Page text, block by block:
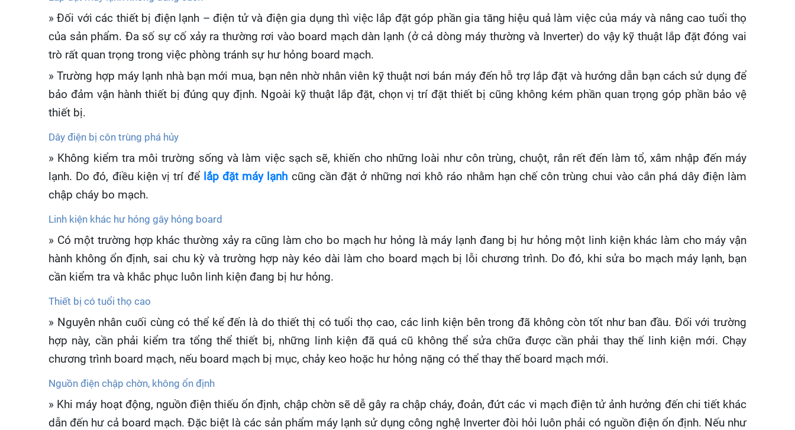
» Đối với các thiết bị điện lạnh – điện tử và điện gia dụng thì việc lắp đặt góp phần gia tăng hiệu quả làm việc của máy và nâng cao tuổi thọ
của sản phẩm. Đa số sự cố xảy ra thường rơi vào board mạch dàn lạnh (ở cả dòng máy thường và Inverter) do vậy kỹ thuật lắp đặt đóng vai
trò rất quan trọng trong việc phòng tránh sự hư hỏng board mạch.
» Trường hợp máy lạnh nhà bạn mới mua, bạn nên nhờ nhân viên kỹ thuật nơi bán máy đến hỗ trợ lắp đặt và hướng dẫn bạn cách sử dụng để
bảo đảm vận hành thiết bị đúng quy định. Ngoài kỹ thuật lắp đặt, chọn vị trí đặt thiết bị cũng không kém phần quan trọng góp phần bảo vệ
thiết bị.
Dây điện bị côn trùng phá hủy
» Không kiểm tra môi trường sống và làm việc sạch sẽ, khiến cho những loài như côn trùng, chuột, rắn rết đến làm tổ, xâm nhập đến máy
lạnh. Do đó, điều kiện vị trí để lắp đặt máy lạnh cũng cần đặt ở những nơi khô ráo nhằm hạn chế côn trùng chui vào cắn phá dây điện làm
chập cháy bo mạch.
Linh kiện khác hư hỏng gây hỏng board
» Có một trường hợp khác thường xảy ra cũng làm cho bo mạch hư hỏng là máy lạnh đang bị hư hỏng một linh kiện khác làm cho máy vận
hành không ổn định, sai chu kỳ và trường hợp này kéo dài làm cho board mạch bị lỗi chương trình. Do đó, khi sửa bo mạch máy lạnh, bạn
cần kiểm tra và khắc phục luôn linh kiện đang bị hư hỏng.
Thiết bị có tuổi thọ cao
» Nguyên nhân cuối cùng có thể kể đến là do thiết thị có tuổi thọ cao, các linh kiện bên trong đã không còn tốt như ban đầu. Đối với trường
hợp này, cần phải kiểm tra tổng thể thiết bị, những linh kiện đã quá cũ không thể sửa chữa được cần phải thay thế linh kiện mới. Chạy
chương trình board mạch, nếu board mạch bị mục, chảy keo hoặc hư hỏng nặng có thể thay thế board mạch mới.
Nguồn điện chập chờn, không ổn định
» Khi máy hoạt động, nguồn điện thiếu ổn định, chập chờn sẽ dễ gây ra chập cháy, đoản, đứt các vi mạch điện tử ảnh hưởng đến chi tiết khác
dẫn đến hư cả board mạch. Đặc biệt là các sản phẩm máy lạnh sử dụng công nghệ Inverter đòi hỏi luôn phải có nguồn điện ổn định. Nếu như